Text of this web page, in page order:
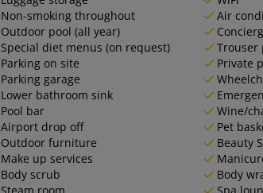
Non-smoking throughout
Air
Outdoor pool (all year)
Special diet menus (on request)
Trouser
Parking on site
Private
Parking garage
Lower bathroom sink
Pool bar
Wine/
Airport drop off
Pet
Outdoor furniture
Beauty
Make up services
Body scrub
Body